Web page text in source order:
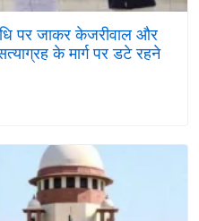
पर जाकर केजरीवाल और
के मार्ग पर डटे रहने